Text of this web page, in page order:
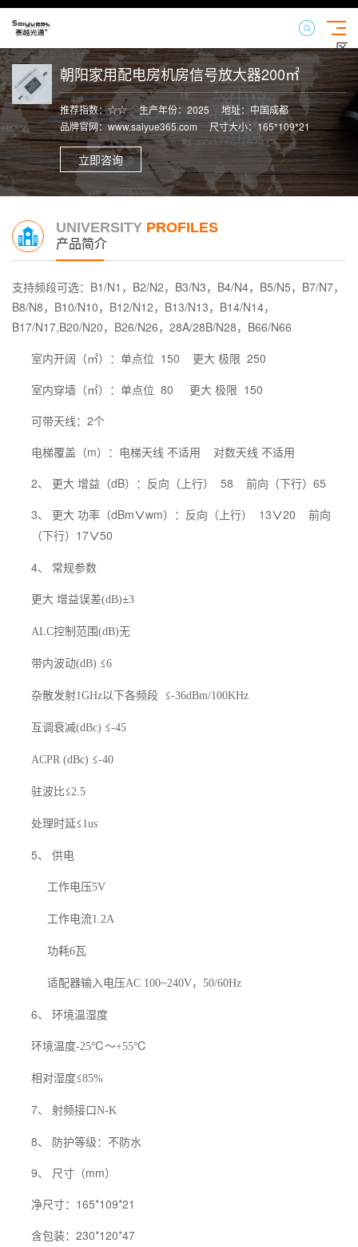
区
域【切
换】
朝阳家用配电房机房信号放大器200㎡
推荐指数：☆☆ 生产年份：2025
地址：中国成都
品牌官网：www.saiyue365.com
尺寸大小：165*109*21
立即咨询
UNIVERSITY PROFILES
产品简介
支持频段可选： B1/N1，B2/N2，B3/N3，B4/N4，B5/N5，B7/N7，
B8/N8，B10/N10，B12/N12，B13/N13，B14/N14，
B17/N17,B20/N20，B26/N26，28A/28B/N28，B66/N66
室内开阔（㎡）：单点位 150 更大 极限 250
室内穿墙（㎡）：单点位 80 更大 极限 150
可带天线：2个
电梯覆盖（m）：电梯天线 不适用 对数天线 不适用
2、 更大 增益（dB）：反向（上行） 58 前向（下行）65
3、 更大 功率（dBm∨wm）：反向（上行） 13∨20 前向
（下行）17∨50
4、 常规参数
更大 增益误差(dB)±3
ALC控制范围(dB)无
带内波动(dB) ≤6
杂散发射1GHz以下各频段 ≤-36dBm/100KHz
互调衰减(dBc) ≤-45
ACPR (dBc) ≤-40
驻波比≤2.5
处理时延≤1us
5、 供电
工作电压5V
工作电流1.2A
功耗6瓦
适配器输入电压AC 100~240V， 50/60Hz
6、 环境温湿度
环境温度-25℃～+55℃
相对湿度≤85%
7、 射频接口N-K
8、 防护等级：不防水
9、 尺寸（mm）
净尺寸：165*109*21
含包装：230*120*47